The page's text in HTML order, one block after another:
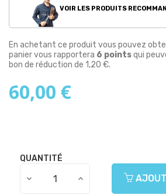
VOIR LES PRODUITS
En achetant ce produit vous pouvez
panier vous rapportera 6 pointsqui
bon de réduction de 1,20 €.
60,00 €
QUANTITÉ